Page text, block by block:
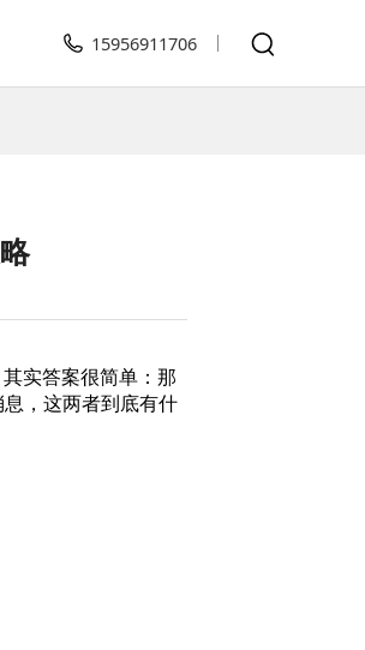
15956911706
实答案很简单：那
，这两者到底有什